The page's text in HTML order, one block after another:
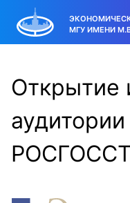
МГУ ИМЕНИ
Открытие